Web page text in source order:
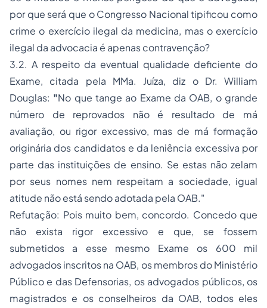
por que será que o Congresso Nacional tipificou como
crime o exercício ilegal da medicina, mas o exercício
ilegal da advocacia é apenas contravenção?
3.2. A respeito da eventual qualidade deficiente do
Exame, citada pela MMa. Juíza, diz o Dr. William
Douglas: "No que tange ao Exame da OAB, o grande
número de reprovados não é resultado de má
avaliação, ou rigor excessivo, mas de má formação
originária dos candidatos e da leniência excessiva por
parte das instituições de ensino. Se estas não zelam
por seus nomes nem respeitam a sociedade, igual
atitude não está sendo adotada pela OAB."
Refutação: Pois muito bem, concordo. Concedo que
não exista rigor excessivo e que, se fossem
submetidos a esse mesmo Exame os 600 mil
advogados inscritos na OAB, os membros do Ministério
Público e das Defensorias, os advogados públicos, os
magistrados e os conselheiros da OAB, todos eles